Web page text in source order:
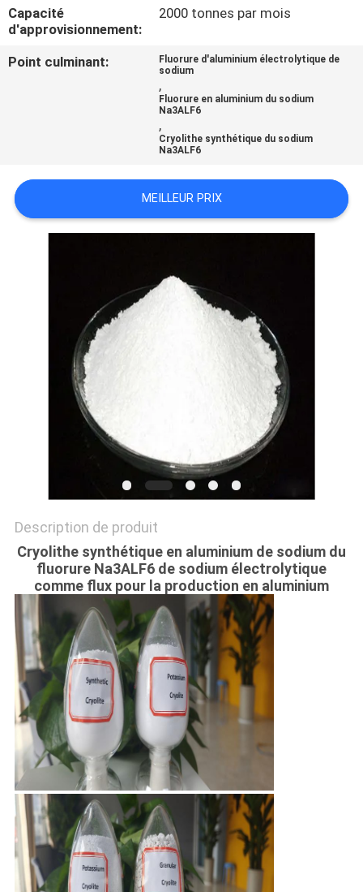
LA
QUALITÉ
NOUVELLES
LES
DEMANDEZ
UN DEVIS
POLITIQUE
DE
CONFIDENTIALITÉ
Capacité
d'approvisionnement:
2000 tonnes par mois
Point culminant:
Fluorure d'aluminium électrolytique de
sodium
,
Fluorure en aluminium du sodium
Na3ALF6
,
Cryolithe synthétique du sodium
Na3ALF6
MEILLEUR PRIX
Description de produit
Cryolithe synthétique en aluminium de sodium du
fluorure Na3ALF6 de sodium électrolytique
comme flux pour la production en aluminium